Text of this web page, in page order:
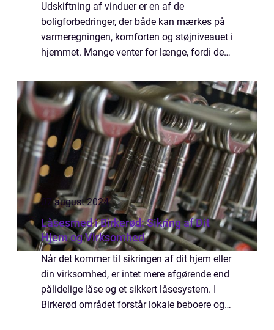
Udskiftning af vinduer er en af de
boligforbedringer, der både kan mærkes på
varmeregningen, komforten og støjniveauet i
hjemmet. Mange venter for længe, fordi de
det rigti...
07 august 2024
Låsesmed i Birkerød: Sikring af Dit
Hjem og Virksomhed
Når det kommer til sikringen af dit hjem eller
din virksomhed, er intet mere afgørende end
pålidelige låse og et sikkert låsesystem. I
Birkerød området forstår lokale beboere og